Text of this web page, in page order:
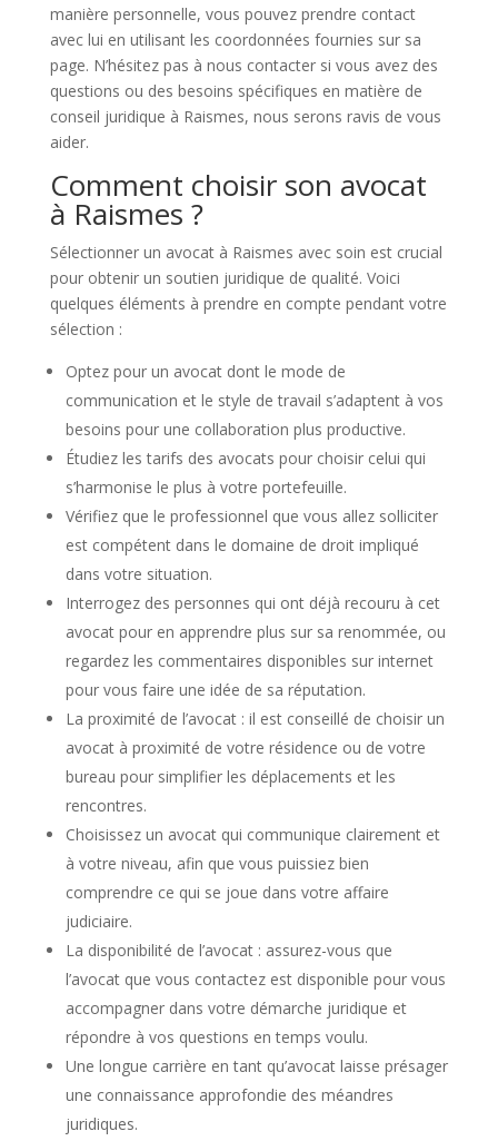
manière personnelle, vous pouvez prendre contact
avec lui en utilisant les coordonnées fournies sur sa
page. N’hésitez pas à nous contacter si vous avez des
questions ou des besoins spécifiques en matière de
conseil juridique à Raismes, nous serons ravis de vous
aider.
Comment choisir son avocat
à Raismes ?
Sélectionner un avocat à Raismes avec soin est crucial
pour obtenir un soutien juridique de qualité. Voici
quelques éléments à prendre en compte pendant votre
sélection :
Optez pour un avocat dont le mode de
communication et le style de travail s’adaptent à vos
besoins pour une collaboration plus productive.
Étudiez les tarifs des avocats pour choisir celui qui
s’harmonise le plus à votre portefeuille.
Vérifiez que le professionnel que vous allez solliciter
est compétent dans le domaine de droit impliqué
dans votre situation.
Interrogez des personnes qui ont déjà recouru à cet
avocat pour en apprendre plus sur sa renommée, ou
regardez les commentaires disponibles sur internet
pour vous faire une idée de sa réputation.
La proximité de l’avocat : il est conseillé de choisir un
avocat à proximité de votre résidence ou de votre
bureau pour simplifier les déplacements et les
rencontres.
Choisissez un avocat qui communique clairement et
à votre niveau, afin que vous puissiez bien
comprendre ce qui se joue dans votre affaire
judiciaire.
La disponibilité de l’avocat : assurez-vous que
l’avocat que vous contactez est disponible pour vous
accompagner dans votre démarche juridique et
répondre à vos questions en temps voulu.
Une longue carrière en tant qu’avocat laisse présager
une connaissance approfondie des méandres
juridiques.